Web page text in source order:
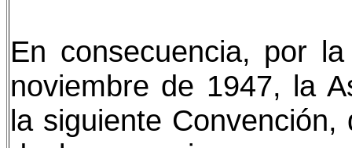
En consecuencia, por
noviembre de 1947, la
la siguiente